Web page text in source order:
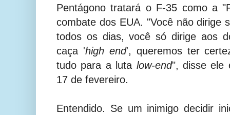
Pentágono tratará o F-35 como a
combate dos EUA. "Você não dirige
todos os dias, você só dirige aos
caça 'high end', queremos ter
tudo para a luta low-end", disse ele
17 de fevereiro.
Entendido. Se um inimigo decidir